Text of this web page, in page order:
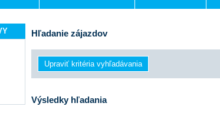
Hľadanie zájazdov
Výsledky hľadania